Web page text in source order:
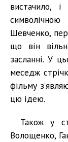
вистачило,
Шевченко,
що він
засланні. У
меседж
фільму
цю ідею.
Також у
Волощенко,